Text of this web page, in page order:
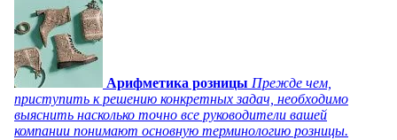
Арифметика розницы Прежде чем,
приступить к решению конкретных задач, необходимо
выяснить насколько точно все руководители вашей
компании понимают основную терминологию розницы.